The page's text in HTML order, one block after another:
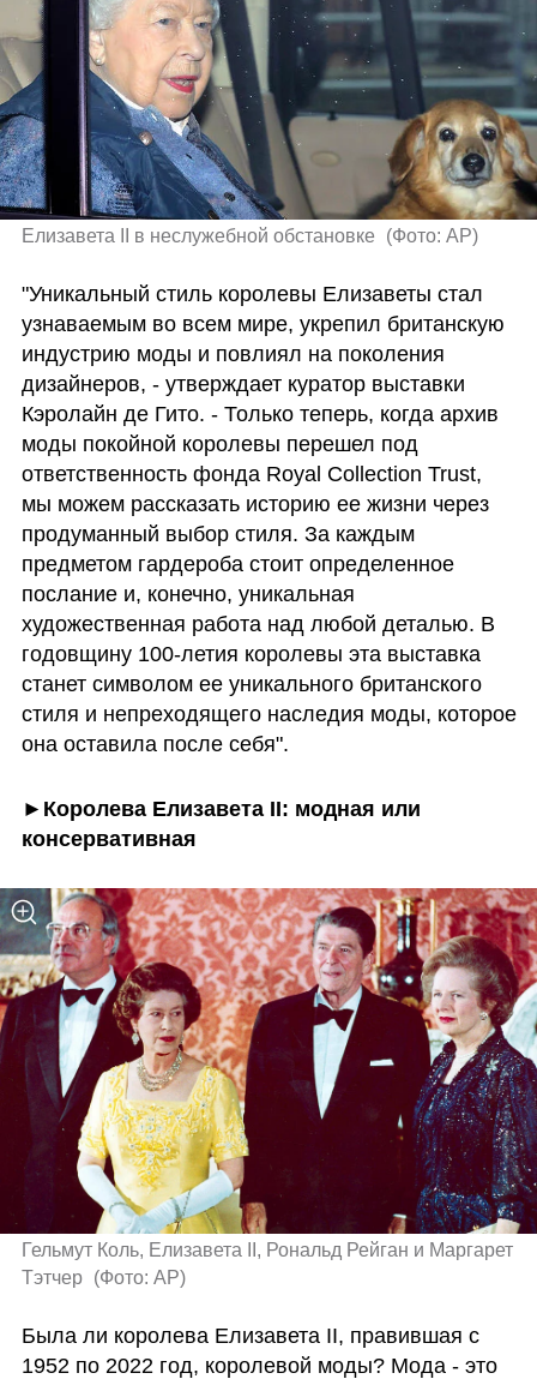
Елизавета II в неслужебной обстановке (Фото: AP)
"Уникальный стиль королевы Елизаветы стал
узнаваемым во всем мире, укрепил британскую
индустрию моды и повлиял на поколения
дизайнеров, - утверждает куратор выставки
Кэролайн де Гито. - Только теперь, когда архив
моды покойной королевы перешел под
ответственность фонда Royal Collection Trust,
мы можем рассказать историю ее жизни через
продуманный выбор стиля. За каждым
предметом гардероба стоит определенное
послание и, конечно, уникальная
художественная работа над любой деталью. В
годовщину 100-летия королевы эта выставка
станет символом ее уникального британского
стиля и непреходящего наследия моды, которое
она оставила после себя".
►Королева Елизавета II: модная или
консервативная
Гельмут Коль, Елизавета II, Рональд Рейган и Маргарет
Тэтчер (Фото: AP)
Была ли королева Елизавета II, правившая с
1952 по 2022 год, королевой моды? Мода - это